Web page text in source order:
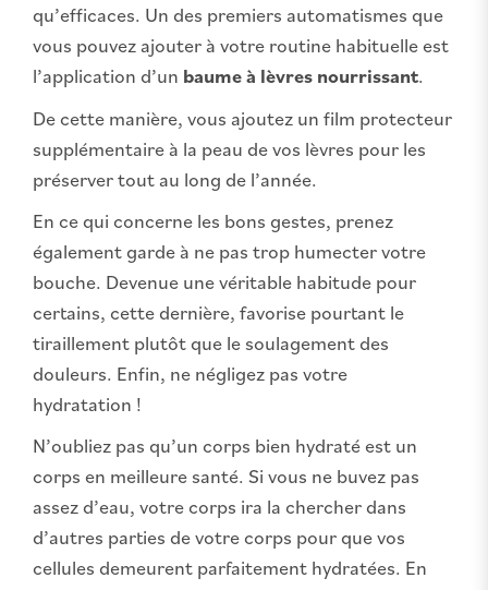
qu’efficaces. Un des premiers automatismes que
vous pouvez ajouter à votre routine habituelle est
l’application d’un baume à lèvres nourrissant.
De cette manière, vous ajoutez un film protecteur
supplémentaire à la peau de vos lèvres pour les
préserver tout au long de l’année.
En ce qui concerne les bons gestes, prenez
également garde à ne pas trop humecter votre
bouche. Devenue une véritable habitude pour
certains, cette dernière, favorise pourtant le
tiraillement plutôt que le soulagement des
douleurs. Enfin, ne négligez pas votre
hydratation !
N’oubliez pas qu’un corps bien hydraté est un
corps en meilleure santé. Si vous ne buvez pas
assez d’eau, votre corps ira la chercher dans
d’autres parties de votre corps pour que vos
cellules demeurent parfaitement hydratées. En